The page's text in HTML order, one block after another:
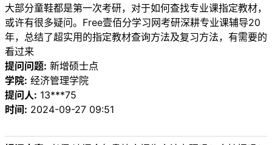
大部分童鞋都是第一次考研，对于如何查找专业课指定教材，
或许有很多疑问。Free壹佰分学习网考研深耕专业课辅导20
年，总结了超实用的指定教材查询方法及复习方法，有需要的
看过来
提问问题: 新增硕士点
学院: 经济管理学院
提问人: 13***75
时间: 2024-09-27 09:51